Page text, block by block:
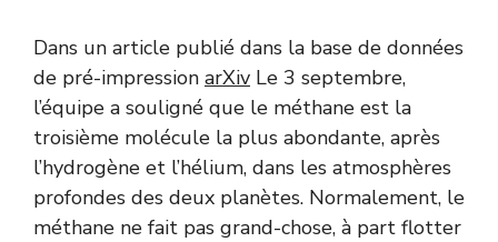
Dans un article publié dans la base de données
de pré-impression arXiv Le 3 septembre,
l’équipe a souligné que le méthane est la
troisième molécule la plus abondante, après
l’hydrogène et l’hélium, dans les atmosphères
profondes des deux planètes. Normalement, le
méthane ne fait pas grand-chose, à part flotter